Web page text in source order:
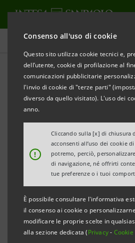
Consenso all'uso di cookie
Questo sito utilizza cookie tecnici e,
dell’utente, cookie di profilazione al
comunicazioni pubblicitarie
l'invio di cookie di "terze parti"
diverso da quello visitato). L'uso dei
anno.
!
Cliccando sulla [x] di chiusura
acconsenti all’uso dei cookie
potremo, perciò,
di navigazione, né offrirti
tue preferenze o i tuoi
È possibile consultare l'informativa
il consenso ai cookie o
modificare le proprie scelte in
alla sezione dedicata (Privacy-
Comunicati stampa
STAMPA AGGIORNA
COMUNICATO STAMPA
Assicurazioni Generali S.p.A.,
Mediobanca S.p.A., Sintonia S.A.
comunicano che in data odierna
completate le operazioni che
S.p.A. – società dalle stesse
Telefonica S.A. – a ricevere per
Mediobanca S.p.A. e da società